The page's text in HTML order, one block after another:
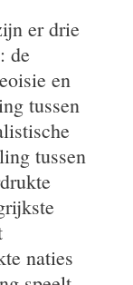
er drie
de
en
tussen
tussen
naties